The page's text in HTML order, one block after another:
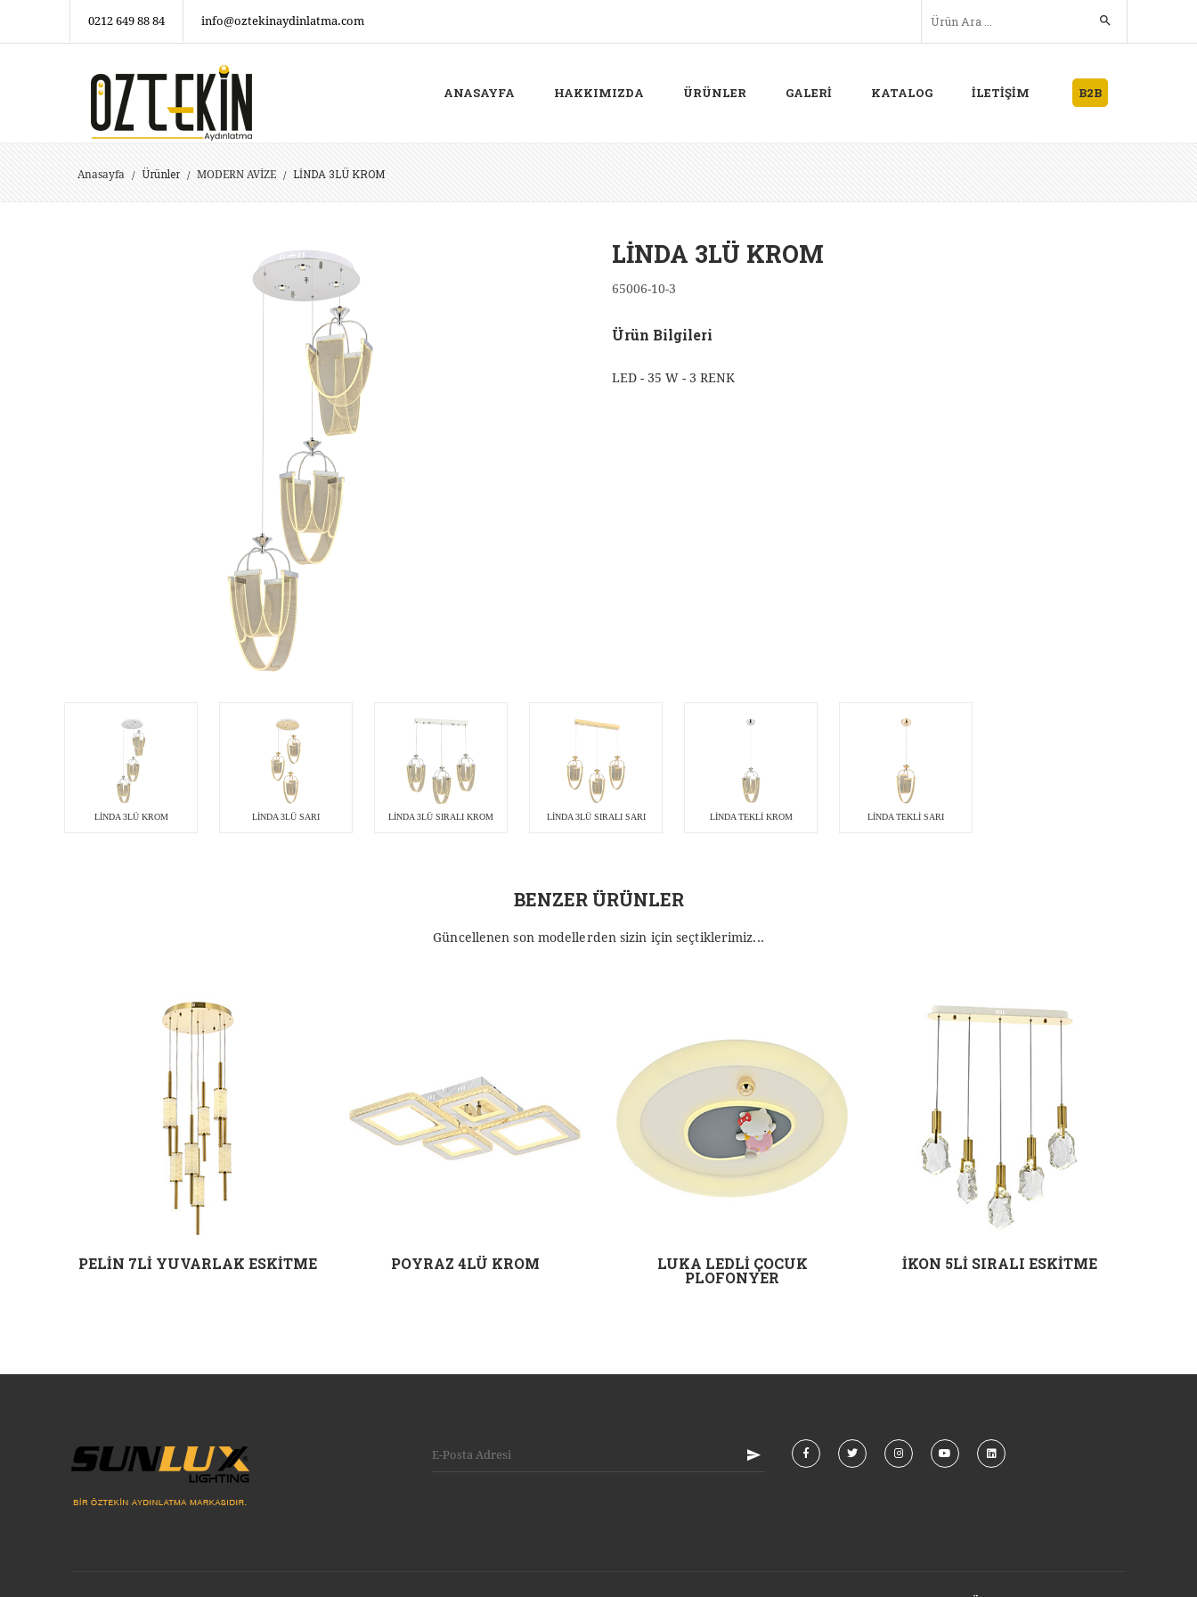
0212 649 88 84 info@oztekinaydinlatma.com
ANASAYFA HAKKIMIZDA ÜRÜNLER GALERİ KATALOG İLETİŞİM B2B
Anasayfa / Ürünler / MODERN AVİZE / LİNDA 3LÜ KROM
LİNDA 3LÜ KROM
65006-10-3
Ürün Bilgileri
LED - 35 W - 3 RENK
LİNDA 3LÜ KROM LİNDA 3LÜ SARI LİNDA 3LÜ SIRALI KROM LİNDA 3LÜ SIRALI SARI LİNDA TEKLİ KROM LİNDA TEKLİ SARI
BENZER ÜRÜNLER
Güncellenen son modellerden sizin için seçtiklerimiz...
PELİN 7Lİ YUVARLAK ESKİTME POYRAZ 4LÜ KROM LUKA LEDLİ ÇOCUK
PLOFONYER
İKON 5Lİ SIRALI ESKİTME